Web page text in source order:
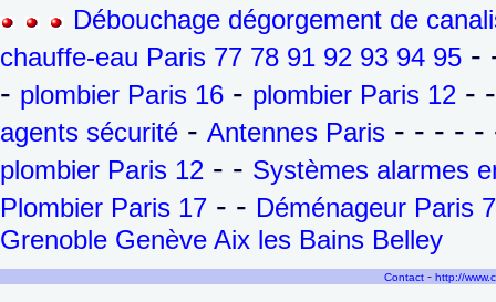
Débouchage dégorgement de
chauffe-eau Paris 77 78 91 92 93 94 95 -
- plombier Paris 16 - plombier Paris 12 -
agents sécurité - Antennes Paris - - - -
plombier Paris 12 - - Systèmes alarmes
Plombier Paris 17 - - Déménageur Paris
Grenoble Genève Aix les Bains Belley
Contact - http://